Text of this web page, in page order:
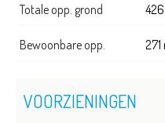
Totale opp. grond
Bewoonbare opp. 271
VOORZIENINGEN